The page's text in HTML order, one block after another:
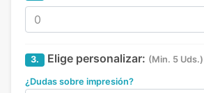
3. Elige personalizar: (Min. 5 Uds.)
¿Dudas sobre impresión?